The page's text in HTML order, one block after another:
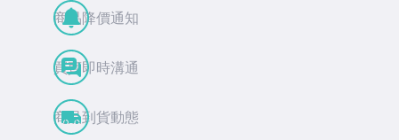
商品降價通知
買賣即時溝通
商品到貨動態